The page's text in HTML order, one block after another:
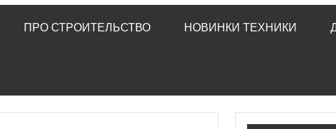
ПРО СТРОИТЕЛЬСТВО НОВИНКИ ТЕХНИКИ